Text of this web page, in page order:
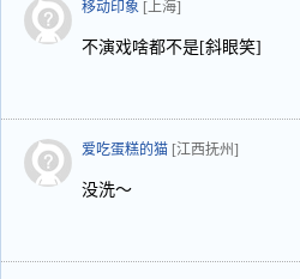
移动印象 [上海]
不演戏啥都不是[斜眼笑]
爱吃蛋糕的猫 [江西抚州]
没洗～